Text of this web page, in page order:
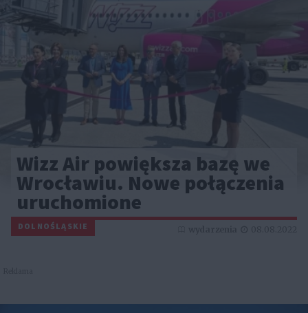
Wizz Air powiększa bazę we
Wrocławiu. Nowe połączenia
uruchomione
DOLNOŚLĄSKIE